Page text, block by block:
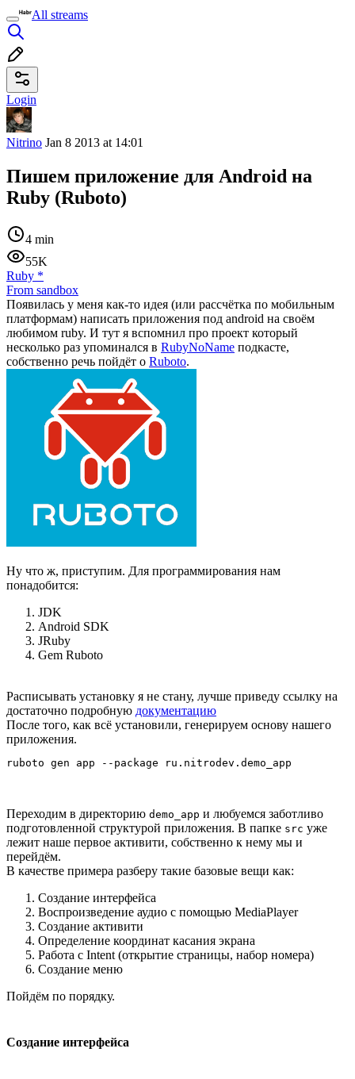
All streams
Login
Nitrino Jan 8 2013 at 14:01
Пишем приложение для Android на
Ruby (Ruboto)
4 min
55K
Ruby *
From sandbox
Появилась у меня как-то идея (или расcчётка по мобильным
платформам) написать приложения под android на своём
любимом ruby. И тут я вспомнил про проект который
несколько раз упоминался в RubyNoName подкасте,
собственно речь пойдёт о Ruboto.
Ну что ж, приступим. Для программирования нам
понадобится:
JDK
Android SDK
JRuby
Gem Ruboto
Расписывать установку я не стану, лучше приведу ссылку на
достаточно подробную документацию
После того, как всё установили, генерируем основу нашего
приложения.
Переходим в директорию demo_app и любуемся заботливо
подготовленной структурой приложения. В папке src уже
лежит наше первое активити, собственно к нему мы и
перейдём.
В качестве примера разберу такие базовые вещи как:
Создание интерфейса
Воспроизведение аудио с помощью MediaPlayer
Создание активити
Определение координат касания экрана
Работа с Intent (открытие страницы, набор номера)
Создание меню
Пойдём по порядку.
Создание интерфейса